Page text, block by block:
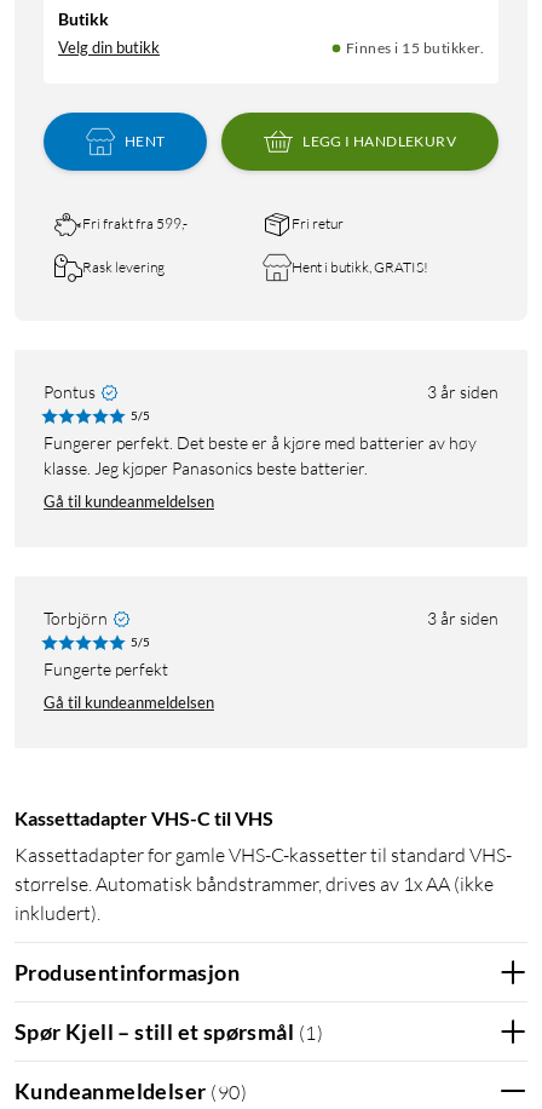
Butikk
Velg din butikk Finnes i 15 butikker.
HENT LEGG I HANDLEKURV
Fri frakt fra 599,- Fri retur
Rask levering Hent i butikk, GRATIS!
Pontus 3 år siden
5/5
Fungerer perfekt. Det beste er å kjøre med batterier av høy
klasse. Jeg kjøper Panasonics beste batterier.
Gå til kundeanmeldelsen
Torbjörn 3 år siden
5/5
Fungerte perfekt
Gå til kundeanmeldelsen
Kassettadapter VHS-C til VHS
Kassettadapter for gamle VHS-C-kassetter til standard VHS-
størrelse. Automatisk båndstrammer, drives av 1x AA (ikke
inkludert).
Produsentinformasjon
Spør Kjell – still et spørsmål (1 )
Kundeanmeldelser (90)